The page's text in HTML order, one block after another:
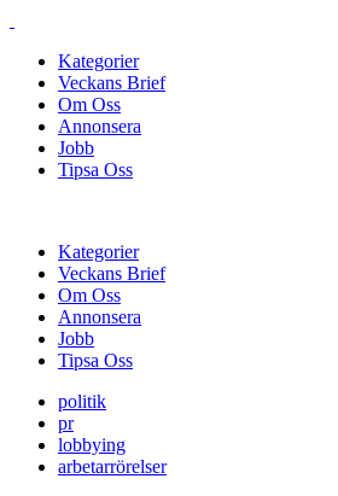
Kategorier
Veckans Brief
Om Oss
Annonsera
Jobb
Tipsa Oss
Kategorier
Veckans Brief
Om Oss
Annonsera
Jobb
Tipsa Oss
politik
pr
lobbying
arbetarrörelser